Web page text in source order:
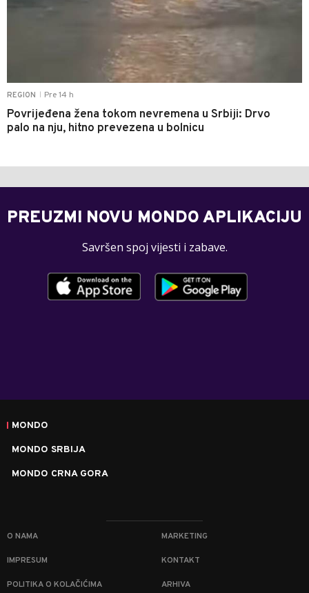
REGION Pre 14 h
Povrijeđena žena tokom nevremena u Srbiji: Drvo
palo na nju, hitno prevezena u bolnicu
PREUZMI NOVU MONDO APLIKACIJU
Savršen spoj vijesti i zabave.
MONDO
MONDO SRBIJA
MONDO CRNA GORA
O NAMA MARKETING
IMPRESUM KONTAKT
POLITIKA O KOLAČIĆIMA ARHIVA